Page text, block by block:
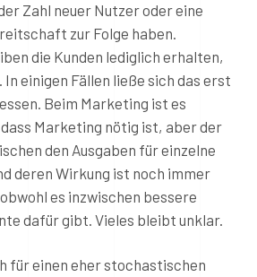
Zahl neuer Nutzer oder eine
zur Folge haben.
die Kunden lediglich erhalten,
einigen Fällen ließe sich das erst
Beim Marketing ist es
Marketing nötig ist, aber der
den Ausgaben für einzelne
deren Wirkung ist noch immer
es inzwischen bessere
dafür gibt. Vieles bleibt unklar.
für einen eher stochastischen